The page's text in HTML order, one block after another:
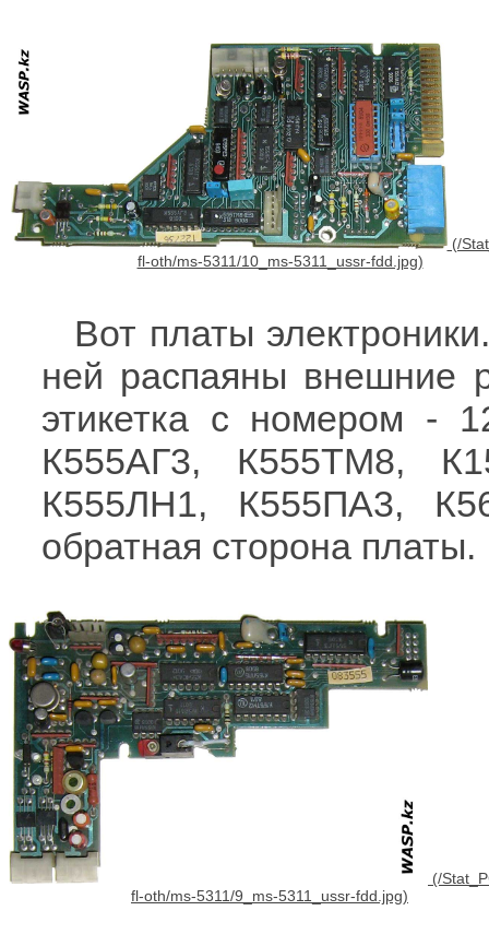
Вот платы
ней распаяны внешние
этикетка с номером -
К555АГ3, К555ТМ8,
К555ЛН1, К555ПА3,
обратная сторона платы.